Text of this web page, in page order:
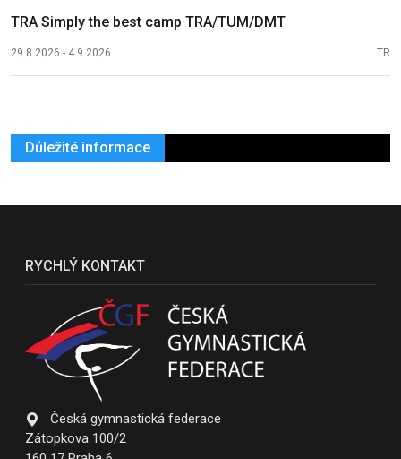
TRA Simply the best camp TRA/TUM/DMT
29.8.2026 - 4.9.2026 TR
Důležité informace
RYCHLÝ KONTAKT
Česká gymnastická federace
Zátopkova 100/2